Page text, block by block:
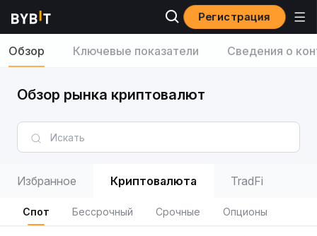
Регистрация
Обзор Ключевые показатели Сведения о
Обзор рынка криптовалют
Избранное Криптовалюта TradFi
Спот Бессрочный Срочные Опционы